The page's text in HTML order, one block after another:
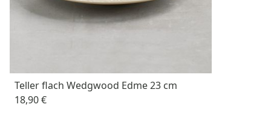
Teller flach Wedgwood Edme 23 cm
18,90 €